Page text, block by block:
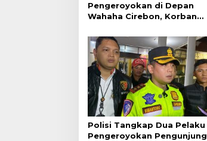
Pengeroyokan di Depan
Wahaha Cirebon, Korban
Polisi Tangkap Dua Pelaku
Pengeroyokan Pengunjung